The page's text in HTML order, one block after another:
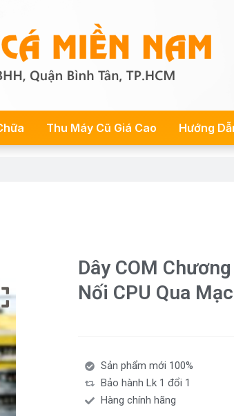
Thu Máy Cũ Giá Cao Hướng
Dây COM
Nối CPU Qua
Sản phẩm mới 100%
Bảo hành Lk 1 đổi 1
Hàng chính hãng